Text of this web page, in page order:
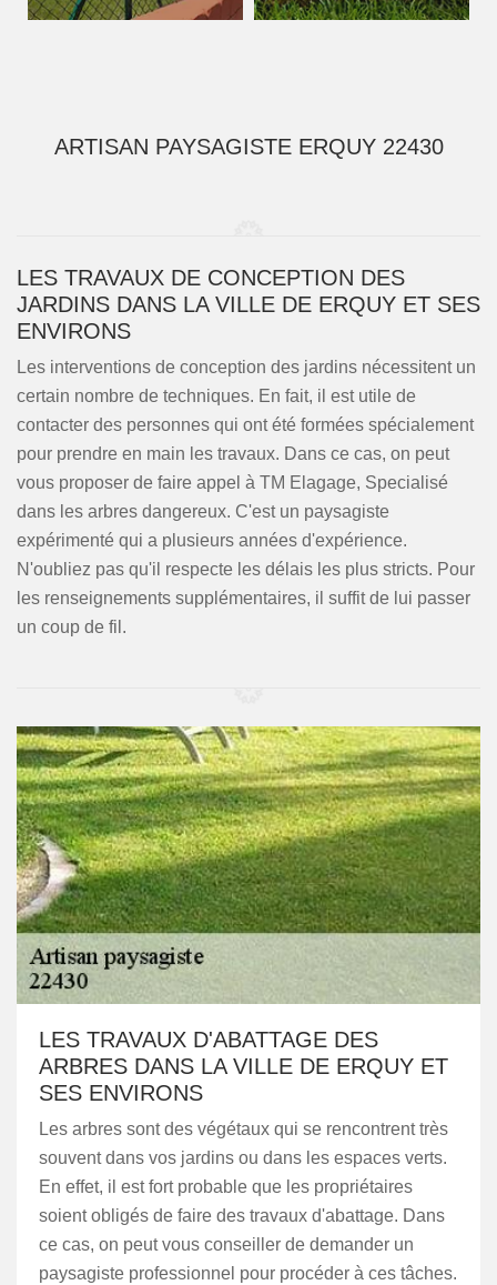
ARTISAN PAYSAGISTE ERQUY 22430
LES TRAVAUX DE CONCEPTION DES
JARDINS DANS LA VILLE DE ERQUY ET SES
ENVIRONS
Les interventions de conception des jardins nécessitent un
certain nombre de techniques. En fait, il est utile de
contacter des personnes qui ont été formées spécialement
pour prendre en main les travaux. Dans ce cas, on peut
vous proposer de faire appel à TM Elagage, Specialisé
dans les arbres dangereux. C'est un paysagiste
expérimenté qui a plusieurs années d'expérience.
N'oubliez pas qu'il respecte les délais les plus stricts. Pour
les renseignements supplémentaires, il suffit de lui passer
un coup de fil.
LES TRAVAUX D'ABATTAGE DES
ARBRES DANS LA VILLE DE ERQUY ET
SES ENVIRONS
Les arbres sont des végétaux qui se rencontrent très
souvent dans vos jardins ou dans les espaces verts.
En effet, il est fort probable que les propriétaires
soient obligés de faire des travaux d'abattage. Dans
ce cas, on peut vous conseiller de demander un
paysagiste professionnel pour procéder à ces tâches.